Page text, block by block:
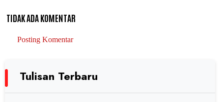
TIDAK ADA KOMENTAR
Posting Komentar
Tulisan Terbaru